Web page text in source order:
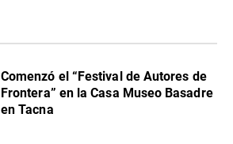
Comenzó el “Festival de Autores de
Frontera” en la Casa Museo Basadre
en Tacna